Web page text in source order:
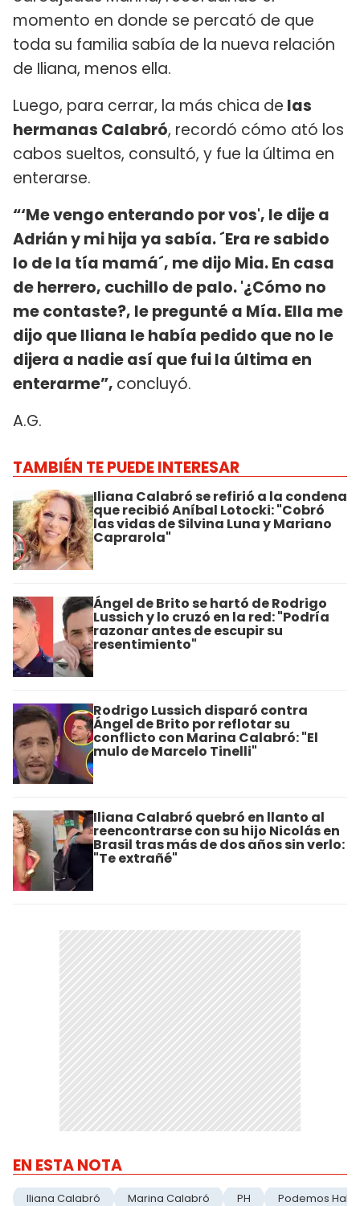
momento en donde se percató de que
toda su familia sabía de la nueva relación
de Iliana, menos ella.
Luego, para cerrar, la más chica de las
hermanas Calabró, recordó cómo ató los
cabos sueltos, consultó, y fue la última en
enterarse.
“‘Me vengo enterando por vos', le dije a
Adrián y mi hija ya sabía. ´Era re sabido
lo de la tía mamá´, me dijo Mia. En casa
de herrero, cuchillo de palo. '¿Cómo no
me contaste?, le pregunté a Mía. Ella me
dijo que Iliana le había pedido que no le
dijera a nadie así que fui la última en
enterarme”, concluyó.
A.G.
TAMBIÉN TE PUEDE INTERESAR
Iliana Calabró se refirió a la condena
que recibió Aníbal Lotocki: "Cobró
las vidas de Silvina Luna y Mariano
Caprarola"
Ángel de Brito se hartó de Rodrigo
Lussich y lo cruzó en la red: "Podría
razonar antes de escupir su
resentimiento"
Rodrigo Lussich disparó contra
Ángel de Brito por reflotar su
conflicto con Marina Calabró: "El
mulo de Marcelo Tinelli"
Iliana Calabró quebró en llanto al
reencontrarse con su hijo Nicolás en
Brasil tras más de dos años sin verlo:
"Te extrañé"
EN ESTA NOTA
Iliana Calabró Marina Calabró PH Podemos